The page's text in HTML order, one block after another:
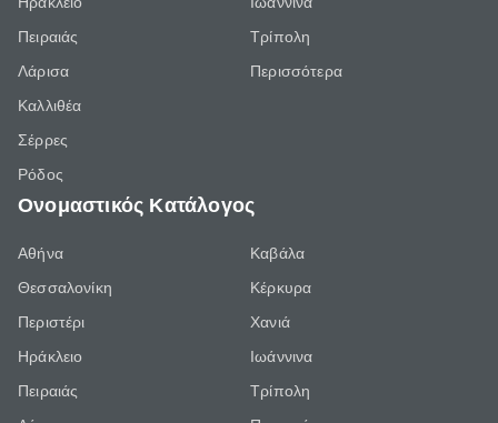
Πειραιάς
Λάρισα
Καλλιθέα
Σέρρες
Ρόδος
Τρίπολη
Περισσότερα
Ονομαστικός Κατάλογος
Αθήνα
Θεσσαλονίκη
Περιστέρι
Ηράκλειο
Πειραιάς
Καβάλα
Κέρκυρα
Χανιά
Ιωάννινα
Τρίπολη